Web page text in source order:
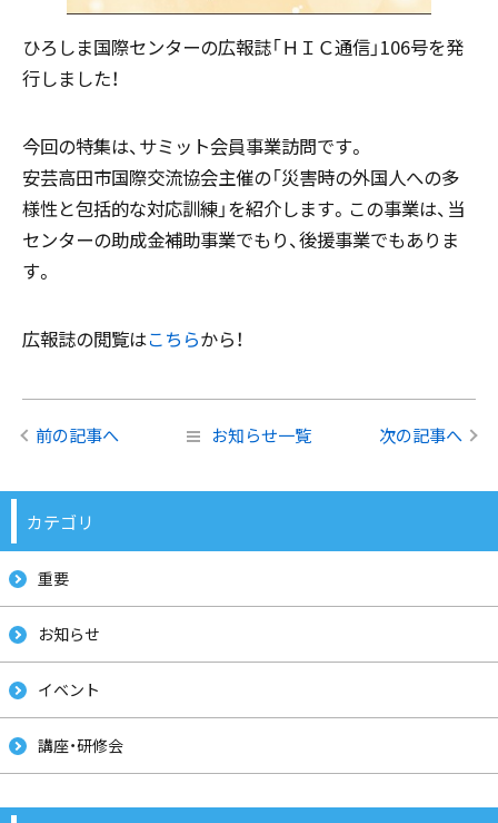
ひろしま国際センターの広報誌「ＨＩＣ通信」106号を発
行しました！
今回の特集は、サミット会員事業訪問です。
安芸高田市国際交流協会主催の「災害時の外国人への多
様性と包括的な対応訓練」を紹介します。この事業は、当
センターの助成金補助事業でもり、後援事業でもありま
す。
広報誌の閲覧はこちらから！
前の記事へ お知らせ一覧 次の記事へ
カテゴリ
重要
お知らせ
イベント
講座・研修会